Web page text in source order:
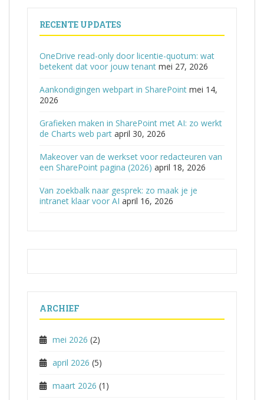
RECENTE UPDATES
OneDrive read-only door licentie-quotum: wat
betekent dat voor jouw tenant mei 27, 2026
Aankondigingen webpart in SharePoint mei 14,
2026
Grafieken maken in SharePoint met AI: zo werkt
de Charts web part april 30, 2026
Makeover van de werkset voor redacteuren van
een SharePoint pagina (2026) april 18, 2026
Van zoekbalk naar gesprek: zo maak je je
intranet klaar voor AI april 16, 2026
ARCHIEF
mei 2026 (2)
april 2026 (5)
maart 2026 (1)